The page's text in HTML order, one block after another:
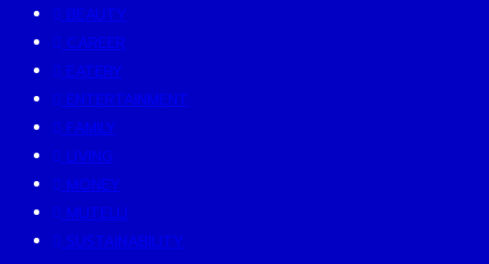
BEAUTY
CAREER
EATERY
ENTERTAINMENT
FAMILY
LIVING
MONEY
MUTELU
SUSTAINABILITY